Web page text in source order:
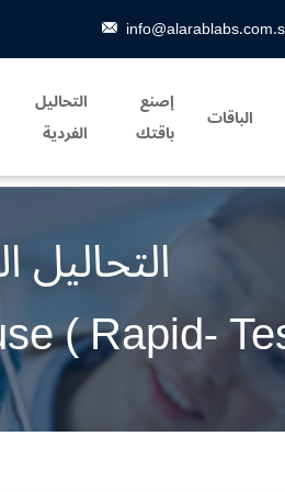
الباقات
إصنع
باقتك
التحاليل
الفردية
التحاليل
( Rapid-